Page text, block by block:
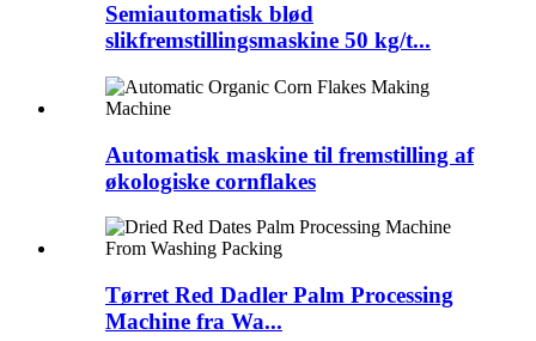
Semiautomatisk blød
slikfremstillingsmaskine 50 kg/t...
Automatisk maskine til fremstilling af
økologiske cornflakes
Tørret Red Dadler Palm Processing
Machine fra Wa...